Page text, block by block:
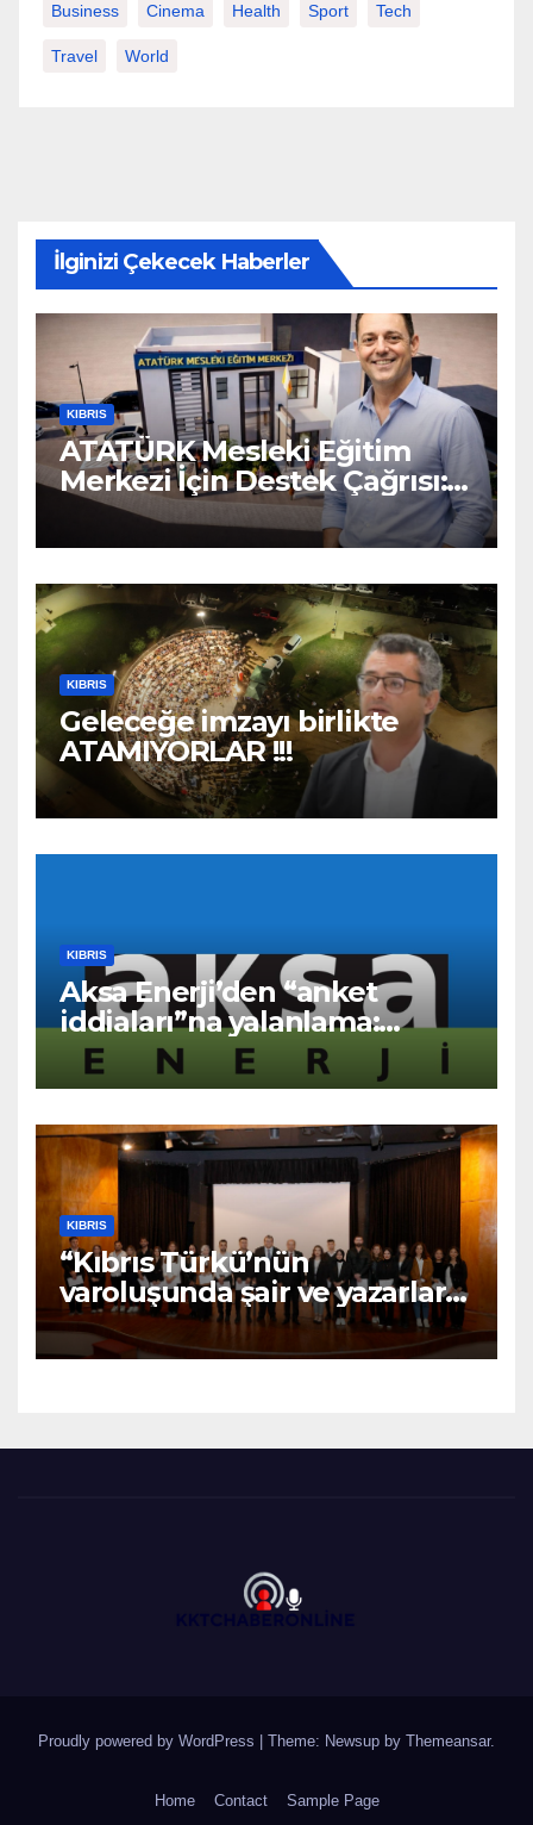
Business Cinema Health Sport Tech
Travel World
İlginizi Çekecek Haberler
KIBRIS
ATATÜRK Mesleki Eğitim
Merkezi İçin Destek Çağrısı:
“Geleceğe Açılan Kapıyı
Birlikte Tamamlayalım”
KIBRIS
Geleceğe imzayı birlikte
ATAMIYORLAR !!!
KIBRIS
Aksa Enerji’den “anket
iddiaları”na yalanlama:
“Asılsız ve mesnetsiz
haberler”
KIBRIS
“Kıbrıs Türkü’nün
varoluşunda şair ve yazarların
katkıları büyüktür” – BRTK
Proudly powered by WordPress Theme: Newsup by Themeansar.
Home Contact Sample Page